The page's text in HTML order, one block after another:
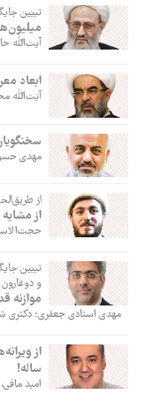
تبیین
آیت‌الله
ابعاد
آیت‌الله
مهدی
از
از
تبیین
و دوغارون
موازنه
مهدی استادی جعفری؛ دکتری
ساله!
امید